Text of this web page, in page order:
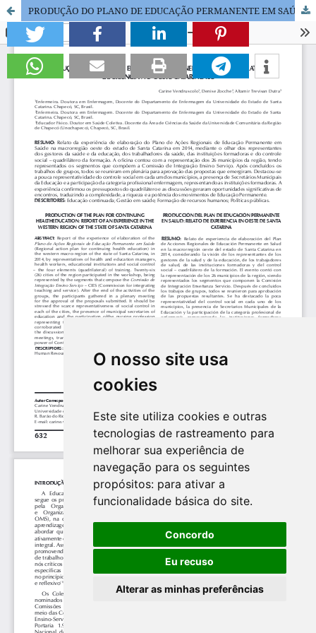
O nosso site usa
cookies
Este site utiliza cookies e outras
tecnologias de rastreamento para
melhorar sua experiência de
navegação para os seguintes
propósitos: para ativar a
funcionalidade básica do site.
Concordo
Eu recuso
Alterar as minhas preferências
PRODUÇÃO DO PLANO DE EDUCAÇÃO PERMANENTE EM SAÚDE: UM RELATO DE EXPERIÊNCIA NO OESTE CATARINENSE